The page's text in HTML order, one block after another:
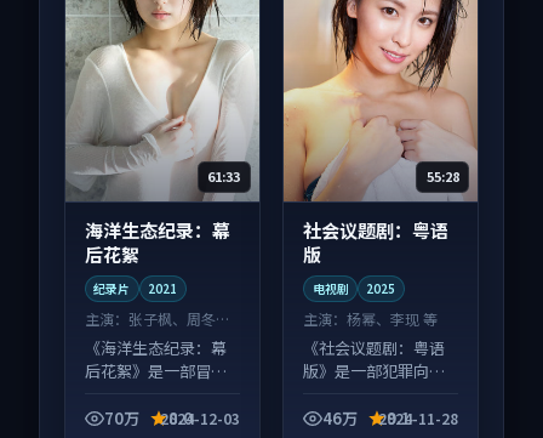
61:33
海洋生态纪录：幕
后花絮
纪录片 2021
主演： 张子枫、周冬雨
等
《海洋生态纪录：幕
后花絮》是一部冒险
紧凑信息量大，适合
70万 8.0
2024-12-03
55:28
社会议题剧：粤语
版
电视剧 2025
主演：杨幂、李现 等
《社会议题剧：粤语
版》是一部犯罪向电
齐全，观感爽快不拖
46万 9.1
2024-11-28